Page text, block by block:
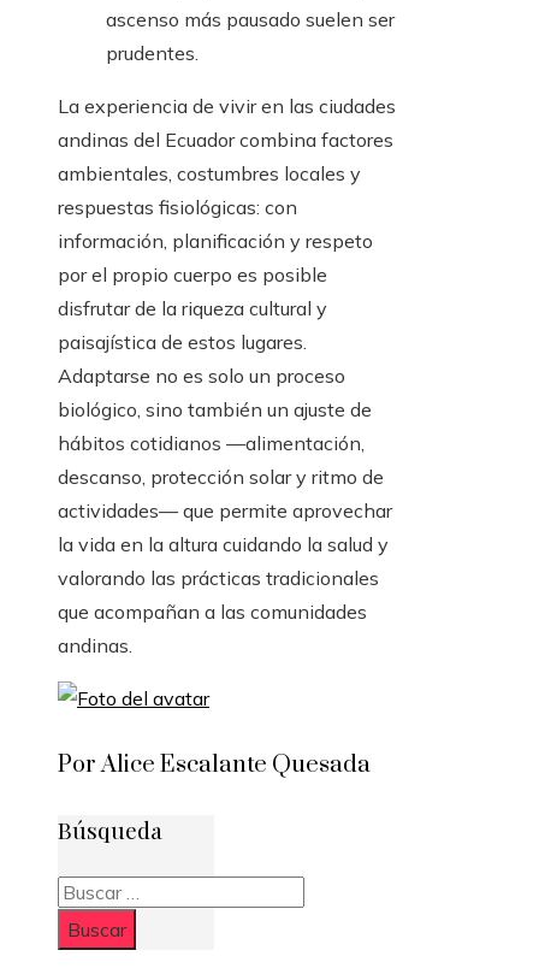
ascenso más pausado suelen ser
prudentes.
La experiencia de vivir en las ciudades
andinas del Ecuador combina factores
ambientales, costumbres locales y
respuestas fisiológicas: con
información, planificación y respeto
por el propio cuerpo es posible
disfrutar de la riqueza cultural y
paisajística de estos lugares.
Adaptarse no es solo un proceso
biológico, sino también un ajuste de
hábitos cotidianos —alimentación,
descanso, protección solar y ritmo de
actividades— que permite aprovechar
la vida en la altura cuidando la salud y
valorando las prácticas tradicionales
que acompañan a las comunidades
andinas.
Por Alice Escalante Quesada
Búsqueda
Buscar: